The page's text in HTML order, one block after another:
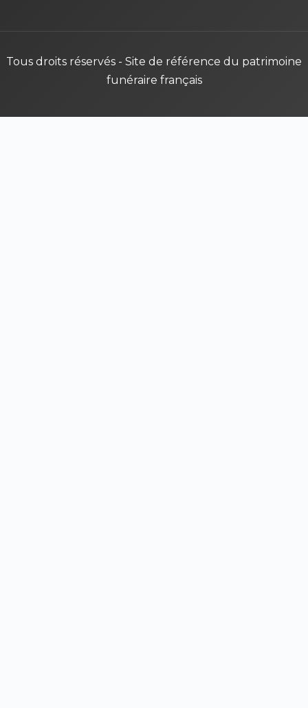
Tous droits réservés - Site de référence du patrimoine
funéraire français